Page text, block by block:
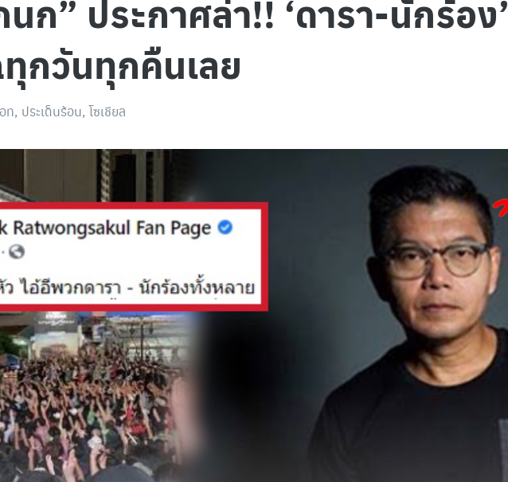
ก” ประกาศล่า!! ‘ดารา-นักร้อง’
กวันทุกคืนเลย
ท, ประเด็นร้อน, โซเชียล